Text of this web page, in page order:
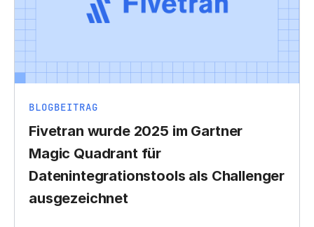
BLOGBEITRAG
Fivetran wurde 2025 im Gartner
Magic Quadrant für
Datenintegrationstools als Challenger
ausgezeichnet